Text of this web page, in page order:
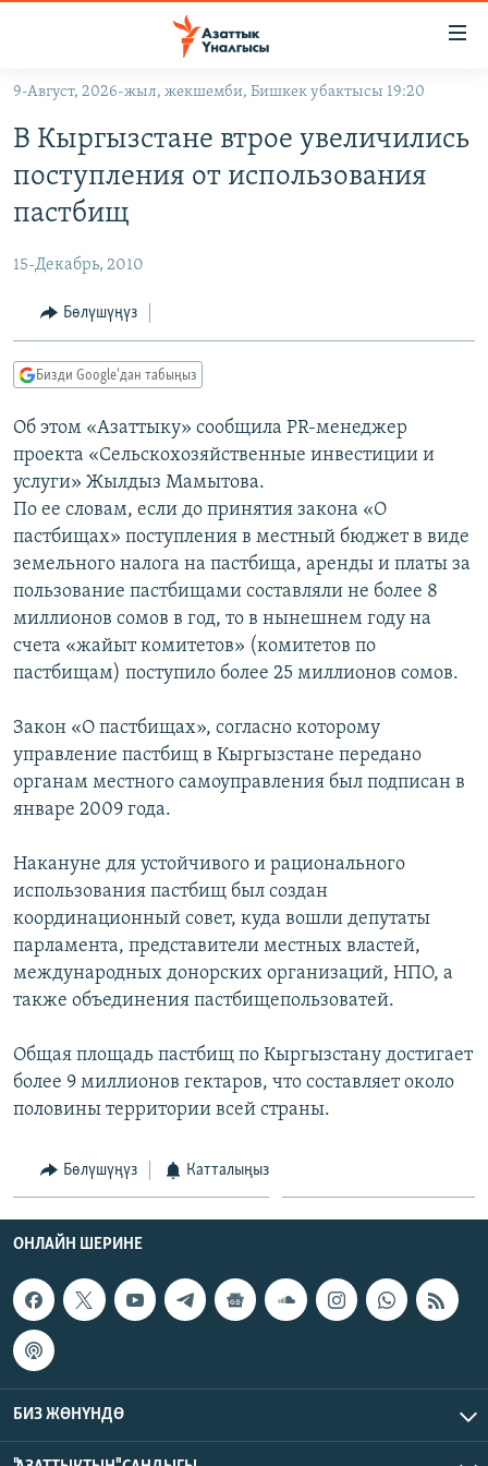
Навигацияга
өтүңүз
салыңыз
КЫРГЫЗСТАН
КЫРГЫЗСТАН
ЭКОНОМИКА
МАДАНИЯТ
ДҮЙНӨ
БОРБОР АЗИЯ
АТАЙЫН ИЛИКТӨӨ
ТВ ПРОГРАММАЛАР
ЭКСПЕРТТЕР ТАЛДАЙТ
БИЗ ЖАНА ДҮЙНӨ
ЭЖЕ-СИҢДИЛЕР
АЗАТТЫК+
ЫҢГАЙСЫЗ СУРООЛОР
ӨЗГӨЧӨ ПИКИР
Русский
ОНЛАЙН ШЕРИНЕ
ЭЕ/АРнун бардык сайттары
9-Август, 2026-жыл, жекшемби, Бишкек убактысы 19:20
В Кыргызстане втрое увеличились
поступления от использования
пастбищ
15-Декабрь, 2010
Бөлүшүңүз
Бизди Google'дан табыңыз
Об этом «Азаттыку» сообщила PR-менеджер
проекта «Сельскохозяйственные инвестиции и
услуги» Жылдыз Мамытова.
По ее словам, если до принятия закона «О
пастбищах» поступления в местный бюджет в виде
земельного налога на пастбища, аренды и платы за
пользование пастбищами составляли не более 8
миллионов сомов в год, то в нынешнем году на
счета «жайыт комитетов» (комитетов по
пастбищам) поступило более 25 миллионов сомов.
Закон «О пастбищах», согласно которому
управление пастбищ в Кыргызстане передано
органам местного самоуправления был подписан в
январе 2009 года.
Накануне для устойчивого и рационального
использования пастбищ был создан
координационный совет, куда вошли депутаты
парламента, представители местных властей,
международных донорских организаций, НПО, а
также объединения пастбищепользоватей.
Общая площадь пастбищ по Кыргызстану достигает
более 9 миллионов гектаров, что составляет около
половины территории всей страны.
Бөлүшүңүз Катталыңыз
ОНЛАЙН ШЕРИНЕ
БИЗ ЖӨНҮНДӨ